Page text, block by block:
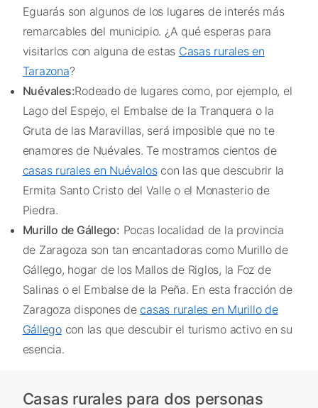
Eguarás son algunos de los lugares de interés más
remarcables del municipio. ¿A qué esperas para
visitarlos con alguna de estas Casas rurales en
Tarazona?
Nuévales:Rodeado de lugares como, por ejemplo, el
Lago del Espejo, el Embalse de la Tranquera o la
Gruta de las Maravillas, será imposible que no te
enamores de Nuévales. Te mostramos cientos de
casas rurales en Nuévaloscon las que descubrir la
Ermita Santo Cristo del Valle o el Monasterio de
Piedra.
Murillo de Gállego: Pocas localidad de la provincia
de Zaragoza son tan encantadoras como Murillo de
Gállego, hogar de los Mallos de Riglos, la Foz de
Salinas o el Embalse de la Peña. En esta fracción de
Zaragoza dispones de casas rurales en Murillo de
Gállegocon las que descubir el turismo activo en su
esencia.
Casas rurales para dos personas